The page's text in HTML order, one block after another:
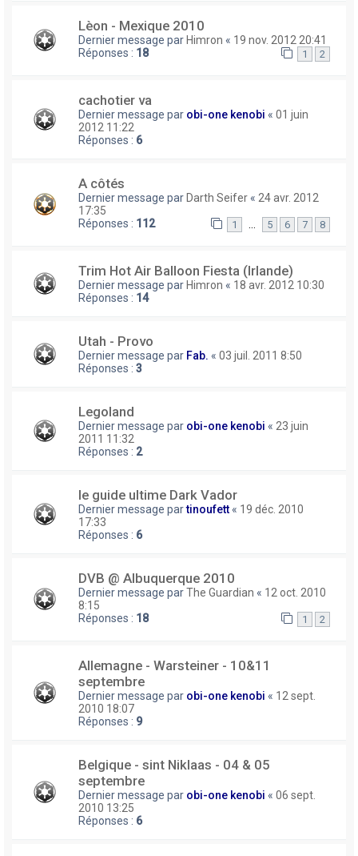
Lèon - Mexique 2010
Dernier message par Himron « 19 nov. 2012 20:41
Réponses : 18 1 2
cachotier va
Dernier message par obi-one kenobi « 01 juin
2012 11:22
Réponses : 6
A côtés
Dernier message par Darth Seifer « 24 avr. 2012
17:35
Réponses : 112 1 5 6 7 8
Trim Hot Air Balloon Fiesta (Irlande)
Dernier message par Himron « 18 avr. 2012 10:30
Réponses : 14
Utah - Provo
Dernier message par Fab. « 03 juil. 2011 8:50
Réponses : 3
Legoland
Dernier message par obi-one kenobi « 23 juin
2011 11:32
Réponses : 2
le guide ultime Dark Vador
Dernier message partinoufett « 19 déc. 2010
17:33
Réponses : 6
DVB @ Albuquerque 2010
Dernier message parThe Guardian « 12 oct. 2010
8:15
Réponses : 18 1 2
Allemagne - Warsteiner - 10&11
septembre
Dernier message par obi-one kenobi « 12 sept.
2010 18:07
Réponses : 9
Belgique - sint Niklaas - 04 & 05
septembre
Dernier message par obi-one kenobi « 06 sept.
2010 13:25
Réponses : 6